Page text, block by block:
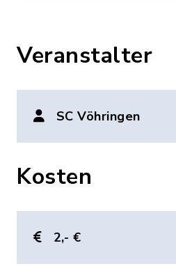
Veranstalter
SC Vöhringen
Kosten
2,- €